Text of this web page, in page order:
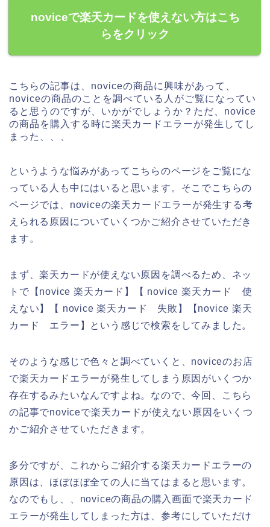
noviceで楽天カードを使えない方はこち
らをクリック
こちらの記事は、noviceの商品に興味があって、
noviceの商品のことを調べている人がご覧になってい
ると思うのですが、いかがでしょうか？ただ、novice
の商品を購入する時に楽天カードエラーが発生してし
まった、、、
というような悩みがあってこちらのページをご覧にな
っている人も中にはいると思います。そこでこちらの
ページでは、noviceの楽天カードエラーが発生する考
えられる原因についていくつかご紹介させていただき
ます。
まず、楽天カードが使えない原因を調べるため、ネッ
トで【novice 楽天カード】【 novice 楽天カード 使
えない】【 novice 楽天カード 失敗】【novice 楽天
カード エラー】という感じで検索をしてみました。
そのような感じで色々と調べていくと、noviceのお店
で楽天カードエラーが発生してしまう原因がいくつか
存在するみたいなんですよね。なので、今回、こちら
の記事でnoviceで楽天カードが使えない原因をいくつ
かご紹介させていただきます。
多分ですが、これからご紹介する楽天カードエラーの
原因は、ほぼほぼ全ての人に当てはまると思います。
なのでもし、、noviceの商品の購入画面で楽天カード
エラーが発生してしまった方は、参考にしていただけ